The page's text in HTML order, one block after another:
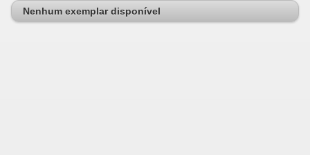
Nenhum exemplar disponível